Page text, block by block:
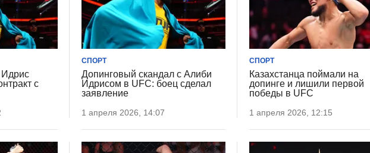
Идрис
с
СПОРТ
Допинговый скандал с Алиби
Идрисом в UFC: боец сделал
заявление
1 апреля 2026, 14:07
СПОРТ
Казахстанца поймали на
допинге и лишили первой
победы в UFC
1 апреля 2026, 12:15